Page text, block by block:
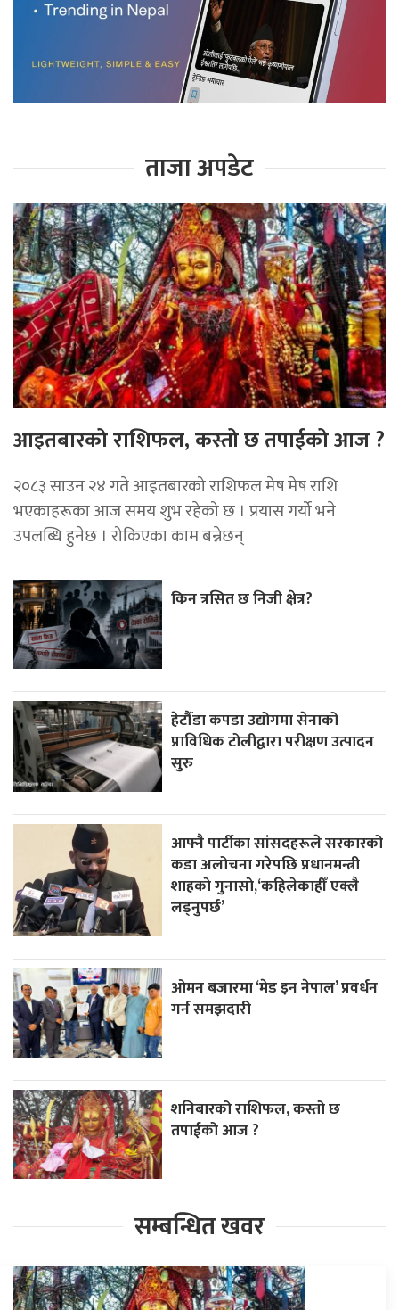
ताजा अपडेट
आइतबारको राशिफल, कस्तो छ तपाईको आज ?
२०८३ साउन २४ गते आइतबारको राशिफल मेष मेष राशि
भएकाहरूका आज समय शुभ रहेको छ । प्रयास गर्यो भने
उपलब्धि हुनेछ । रोकिएका काम बन्नेछन्
किन त्रसित छ निजी क्षेत्र?
हेटौँडा कपडा उद्योगमा सेनाको
प्राविधिक टोलीद्वारा परीक्षण उत्पादन
सुरु
आफ्नै पार्टीका सांसदहरूले सरकारको
कडा अलोचना गरेपछि प्रधानमन्त्री
शाहकाे गुनासाे,‘कहिलेकाहीँ एक्लै
लड्नुपर्छ’
ओमन बजारमा ‘मेड इन नेपाल’ प्रवर्धन
गर्न समझदारी
शनिबारको राशिफल, कस्तो छ
तपाईको आज ?
सम्बन्धित खवर